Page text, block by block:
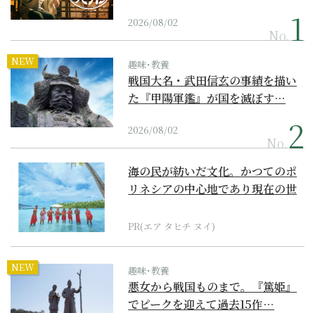
2026/08/02
No.
NEW 趣味･教養
戦国大名・武田信玄の事績を描い
た『甲陽軍鑑』が国を滅ぼす…
2026/08/02
No.
海の民が紡いだ文化。かつてのポ
リネシアの中心地であり現在の世
PR(エア タヒチ ヌイ)
NEW 趣味･教養
悪女から戦国ものまで。『篤姫』
でピークを迎えて過去15作…